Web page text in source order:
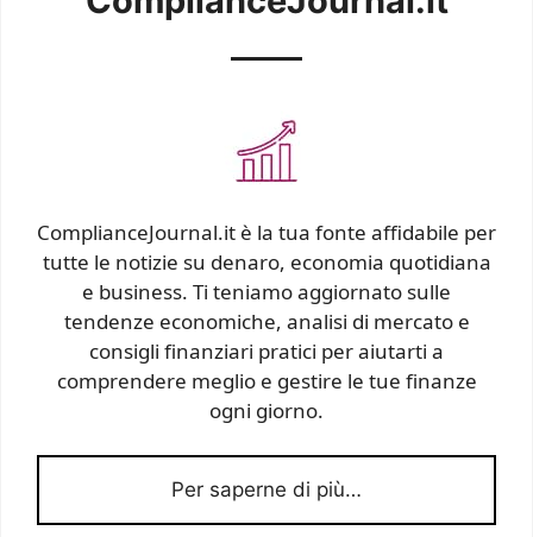
ComplianceJournal.it è la tua fonte affidabile per
tutte le notizie su denaro, economia quotidiana
e business. Ti teniamo aggiornato sulle
tendenze economiche, analisi di mercato e
consigli finanziari pratici per aiutarti a
comprendere meglio e gestire le tue finanze
ogni giorno.
Per saperne di più…